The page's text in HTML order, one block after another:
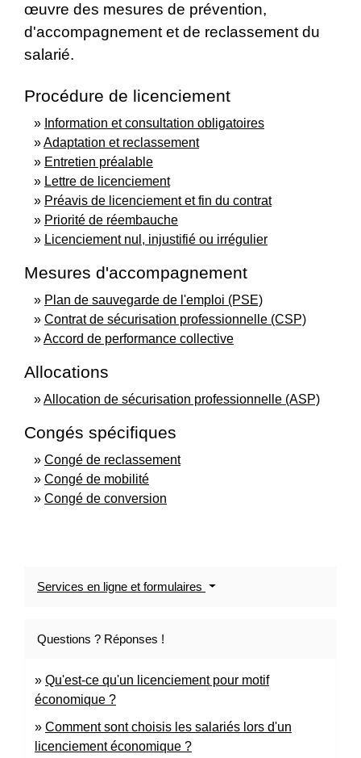
œuvre des mesures de prévention,
d'accompagnement et de reclassement du
salarié.
Procédure de licenciement
Information et consultation obligatoires
Adaptation et reclassement
Entretien préalable
Lettre de licenciement
Préavis de licenciement et fin du contrat
Priorité de réembauche
Licenciement nul, injustifié ou irrégulier
Mesures d'accompagnement
Plan de sauvegarde de l'emploi (PSE)
Contrat de sécurisation professionnelle (CSP)
Accord de performance collective
Allocations
Allocation de sécurisation professionnelle (ASP)
Congés spécifiques
Congé de reclassement
Congé de mobilité
Congé de conversion
Services en ligne et formulaires
Questions ? Réponses !
Qu'est-ce qu'un licenciement pour motif
économique ?
Comment sont choisis les salariés lors d'un
licenciement économique ?